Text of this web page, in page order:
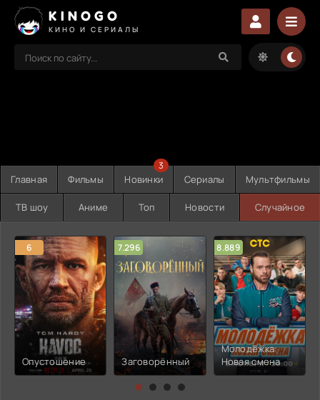
KINOGO
КИНО И СЕРИАЛЫ
Главная Фильмы Новинки
3
Сериалы Мультфильмы
ТВ шоу Аниме Топ Новости Случайное
6
Опустошение
7.296
Заговорённый
8.889
Молодёжка:
Новая смена